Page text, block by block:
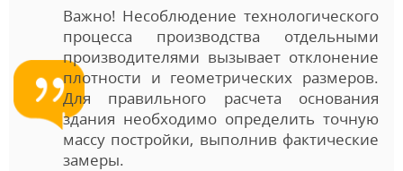
Важно! Несоблюдение технологического
процесса производства отдельными
производителями вызывает отклонение
плотности и геометрических размеров.
Для правильного расчета основания
здания необходимо определить точную
массу постройки, выполнив фактические
замеры.